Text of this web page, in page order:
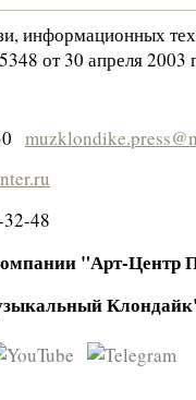
информационных
от 30 апреля 2003
48
"Арт-Центр